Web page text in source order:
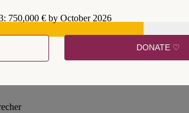
–
750,000 € by October 2026
DONATE ♡